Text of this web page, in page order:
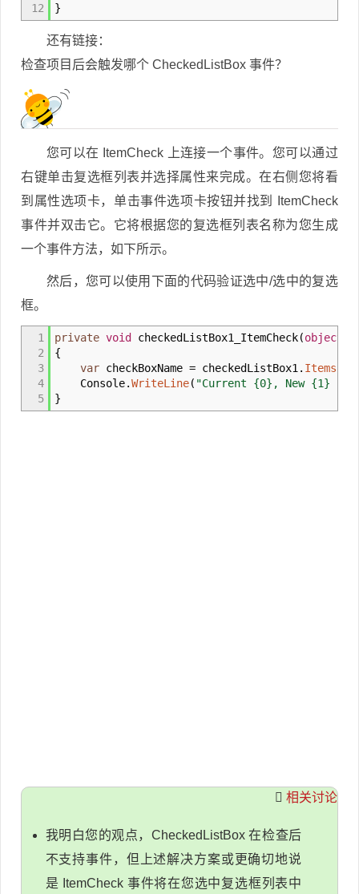
12
}
还有链接：
检查项目后会触发哪个 CheckedListBox 事件？
您可以在 ItemCheck 上连接一个事件。您可以通过
右键单击复选框列表并选择属性来完成。在右侧您将看
到属性选项卡，单击事件选项卡按钮并找到 ItemCheck
事件并双击它。它将根据您的复选框列表名称为您生成
一个事件方法，如下所示。
然后，您可以使用下面的代码验证选中/选中的复选
框。
1
2
3
4
5
private void checkedListBox1_ItemCheck(object
{
var checkBoxName = checkedListBox1 . Items
Console.WriteLine( "Current {0}, New {1} ,
}
相关讨论
我明白您的观点，CheckedListBox 在检查后
不支持事件，但上述解决方案或更确切地说
是 ItemCheck 事件将在您选中复选框列表中